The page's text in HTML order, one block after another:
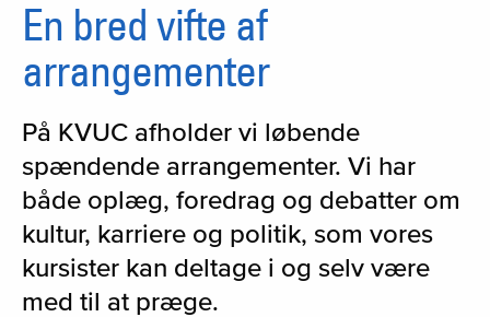
En bred vifte af
arrangementer
På KVUC afholder vi løbende
spændende arrangementer. Vi har
både oplæg, foredrag og debatter om
kultur, karriere og politik, som vores
kursister kan deltage i og selv være
med til at præge.